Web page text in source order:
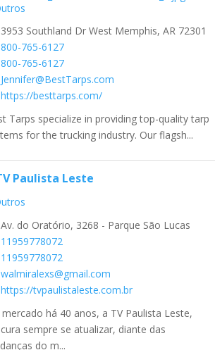
3953 Southland Dr West Memphis, AR 72301
800-765-6127
800-765-6127
Jennifer@BestTarps.com
https://besttarps.com/
Tarps specialize in providing top-quality tarp
for the trucking industry. Our flagsh...
Paulista Leste
Av. do Oratório, 3268 - Parque São Lucas
11959778072
11959778072
walmiralexs@gmail.com
https://tvpaulistaleste.com.br
há 40 anos, a TV Paulista Leste,
sempre se atualizar, diante das
do m...